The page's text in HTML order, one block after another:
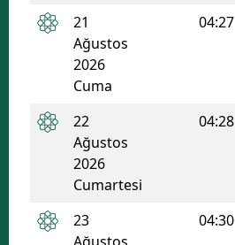
21
Ağustos
2026
Cuma
04:27
22
Ağustos
2026
Cumartesi
04:28
23
04:30